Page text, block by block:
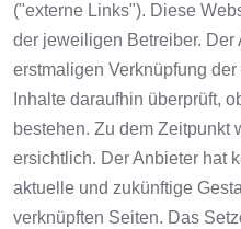
("externe Links"). Diese
der jeweiligen Betreiber. Der
erstmaligen Verknüpfung
Inhalte daraufhin überprüft,
bestehen. Zu dem Zeitpunkt
ersichtlich. Der Anbieter hat
aktuelle und zukünftige
verknüpften Seiten. Das